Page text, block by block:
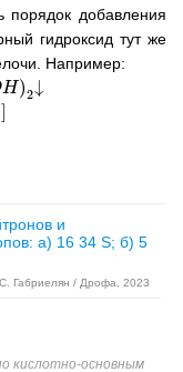
порядок добавления
гидроксид тут же
Например:
H)2↓
и
а) 16 34 S; б) 5
Габриелян / Дрофа, 2023
кислотно-основным